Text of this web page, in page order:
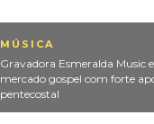
MÚSICA
Gravadora Esmeralda Music
mercado gospel com forte
pentecostal